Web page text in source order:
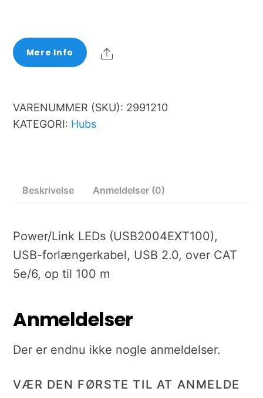
Mere Info Share
VARENUMMER (SKU): 2991210
KATEGORI: Hubs
Beskrivelse Anmeldelser (0)
Power/Link LEDs (USB2004EXT100),
USB-forlængerkabel, USB 2.0, over CAT
5e/6, op til 100 m
Anmeldelser
Der er endnu ikke nogle anmeldelser.
VÆR DEN FØRSTE TIL AT ANMELDE